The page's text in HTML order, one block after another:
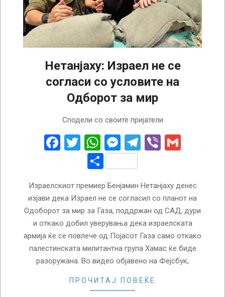
Нетанјаху: Израел не се
согласи со условите на
Одборот за мир
Сподели со своите пријатели
Facebook
Twitter
WhatsApp
Messenger
Telegram
Viber
Share
Израелскиот премиер Бенјамин Нетанјаху денес
изјави дека Израел не се согласил со планот на
Одоборот за мир за Газа, поддржан од САД, дури
и откако добил уверувања дека израелската
армија ќе се повлече од Појасот Газа само откако
палестинската милитантна група Хамас ќе биде
разоружана. Во видео објавено на Фејсбук,
ПРОЧИТАЈ ПОВЕЌЕ